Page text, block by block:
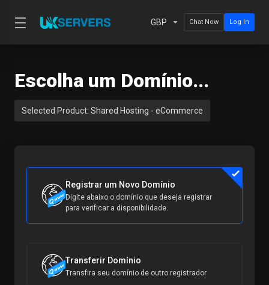
GBP Chat Now Log In
Escolha um Domínio...
Selected Product: Shared Hosting - eCommerce
Registrar um Novo Domínio
Digite abaixo o domínio que deseja registrar
para verificar a disponibilidade.
Transferir Domínio
Transfira seu domínio de outro registrador